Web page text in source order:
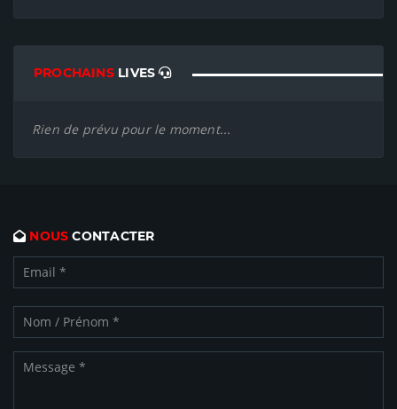
PROCHAINSLIVES
Rien de prévu pour le moment...
NOUS CONTACTER